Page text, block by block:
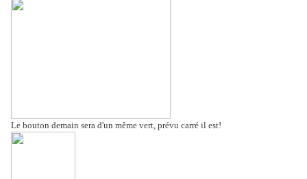
Le bouton demain sera d'un même vert, prévu carré il est!